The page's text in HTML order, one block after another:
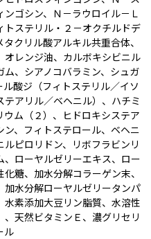
ゴシン、Ｎ－ラウロイル－Ｌ
トステリル・２－オクチルドデ
クリル酸アルキル共重合体、
オレンジ油、カルボキシビニル
、シアノコバラミン、シュガ
酸ジ（フィトステリル／イソ
テアリル／ベヘニル）、ハチミ
ム（２）、ヒドロキシステア
ン、フィトステロール、ベヘニ
ピロリドン、リボフラビンリ
、ローヤルゼリーエキス、ロー
糖、加水分解コラーゲン末、
加水分解ローヤルゼリータンパ
水素添加大豆リン脂質、水溶性
天然ビタミンＥ、濃グリセリ
ル